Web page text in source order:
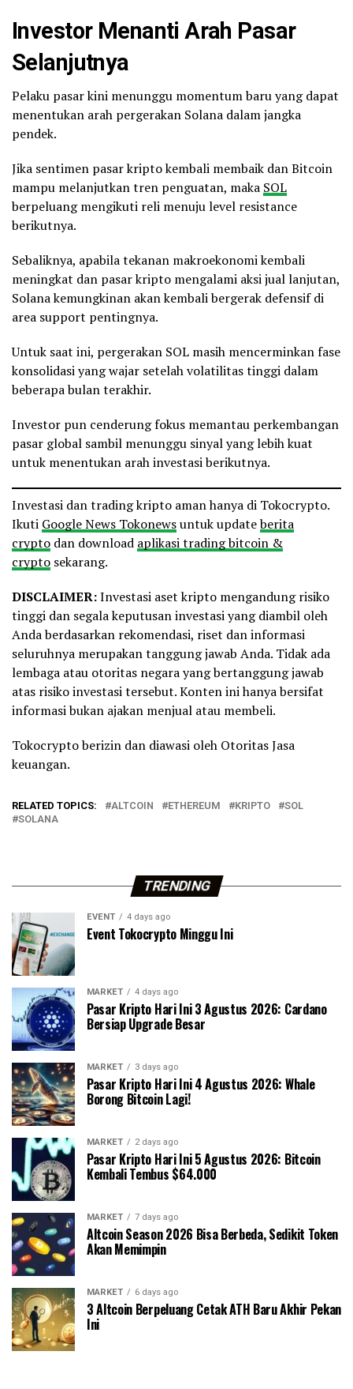
Investor Menanti Arah Pasar
Selanjutnya
Pelaku pasar kini menunggu momentum baru yang dapat
menentukan arah pergerakan Solana dalam jangka
pendek.
Jika sentimen pasar kripto kembali membaik dan Bitcoin
mampu melanjutkan tren penguatan, maka SOL
berpeluang mengikuti reli menuju level resistance
berikutnya.
Sebaliknya, apabila tekanan makroekonomi kembali
meningkat dan pasar kripto mengalami aksi jual lanjutan,
Solana kemungkinan akan kembali bergerak defensif di
area support pentingnya.
Untuk saat ini, pergerakan SOL masih mencerminkan fase
konsolidasi yang wajar setelah volatilitas tinggi dalam
beberapa bulan terakhir.
Investor pun cenderung fokus memantau perkembangan
pasar global sambil menunggu sinyal yang lebih kuat
untuk menentukan arah investasi berikutnya.
Investasi dan trading kripto aman hanya di Tokocrypto.
Ikuti Google News Tokonewsuntuk updateberita
crypto dan download aplikasi trading bitcoin &
crypto sekarang.
DISCLAIMER:Investasi aset kripto mengandung risiko
tinggi dan segala keputusan investasi yang diambil oleh
Anda berdasarkan rekomendasi, riset dan informasi
seluruhnya merupakan tanggung jawab Anda. Tidak ada
lembaga atau otoritas negara yang bertanggung jawab
atas risiko investasi tersebut. Konten ini hanya bersifat
informasi bukan ajakan menjual atau membeli.
Tokocrypto berizin dan diawasi oleh Otoritas Jasa
keuangan.
RELATED TOPICS: ALTCOIN ETHEREUM KRIPTO
SOL
SOLANA
TRENDING
EVENT 4 days ago
Event Tokocrypto Minggu Ini
MARKET 4 days ago
Pasar Kripto Hari Ini 3 Agustus 2026: Cardano
Bersiap Upgrade Besar
MARKET 3 days ago
Pasar Kripto Hari Ini 4 Agustus 2026: Whale
Borong Bitcoin Lagi!
MARKET 2 days ago
Pasar Kripto Hari Ini 5 Agustus 2026: Bitcoin
Kembali Tembus $64.000
MARKET 7 days ago
Altcoin Season 2026 Bisa Berbeda, Sedikit Token
Akan Memimpin
MARKET 6 days ago
3 Altcoin Berpeluang Cetak ATH Baru Akhir Pekan
Ini